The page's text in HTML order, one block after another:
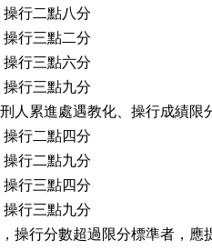
操行二點八分
操行三點二分
操行三點六分
操行三點九分
人累進處遇教化、操行成績限
操行二點四分
操行二點九分
操行三點四分
操行三點九分
操行分數超過限分標準者，應